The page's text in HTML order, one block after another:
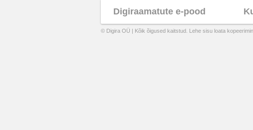
Digiraamatute e-pood
© Digira OÜ | Kõik õigused kaitstud. Lehe sisu loata